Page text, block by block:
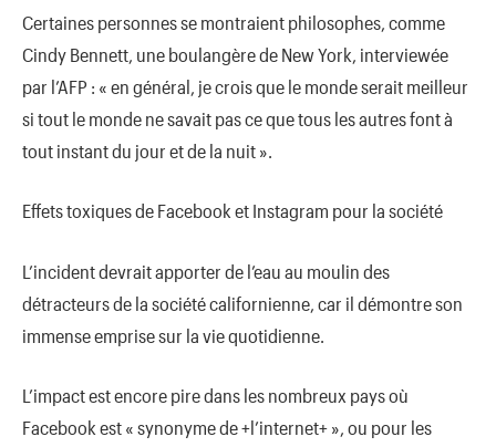
Certaines personnes se montraient philosophes, comme
Cindy Bennett, une boulangère de New York, interviewée
par l’AFP : « en général, je crois que le monde serait meilleur
si tout le monde ne savait pas ce que tous les autres font à
tout instant du jour et de la nuit ».
Effets toxiques de Facebook et Instagram pour la société
L’incident devrait apporter de l’eau au moulin des
détracteurs de la société californienne, car il démontre son
immense emprise sur la vie quotidienne.
L’impact est encore pire dans les nombreux pays où
Facebook est « synonyme de +l’internet+ », ou pour les